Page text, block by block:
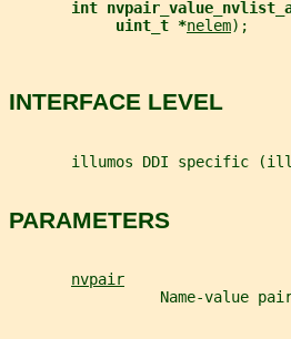
int
uint_t *nelem);
INTERFACE LEVEL
illumos DDI specific
PARAMETERS
nvpair
Name-value